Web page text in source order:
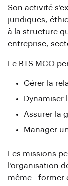
Son activité
juridiques,
à la structure
entreprise,
Le BTS MCO
Gérer la
Dynamiser
Assurer la
Manager
Les missions
l’organisation
même : former